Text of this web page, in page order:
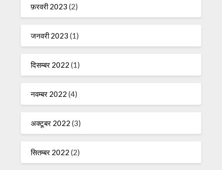
फ़रवरी 2023 (2)
जनवरी 2023 (1)
दिसम्बर 2022 (1)
नवम्बर 2022 (4)
अक्टूबर 2022 (3)
सितम्बर 2022 (2)